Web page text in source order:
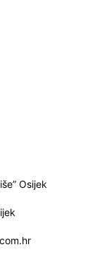
Osijek